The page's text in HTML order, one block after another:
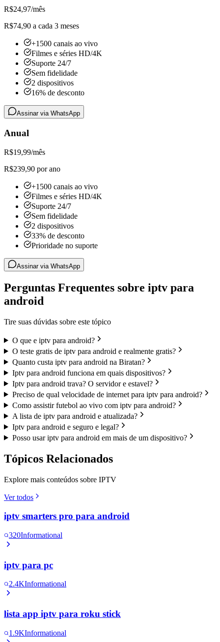
R$24,97/mês
R$74,90 a cada 3 meses
+1500 canais ao vivo
Filmes e séries HD/4K
Suporte 24/7
Sem fidelidade
2 dispositivos
16% de desconto
Assinar via WhatsApp
Anual
R$19,99/mês
R$239,90 por ano
+1500 canais ao vivo
Filmes e séries HD/4K
Suporte 24/7
Sem fidelidade
2 dispositivos
33% de desconto
Prioridade no suporte
Assinar via WhatsApp
Perguntas Frequentes sobre iptv para
android
Tire suas dúvidas sobre este tópico
O que e iptv para android?
O teste gratis de iptv para android e realmente gratis?
Quanto custa iptv para android na Biratan?
Iptv para android funciona em quais dispositivos?
Iptv para android trava? O servidor e estavel?
Preciso de qual velocidade de internet para iptv para android?
Como assistir futebol ao vivo com iptv para android?
A lista de iptv para android e atualizada?
Iptv para android e seguro e legal?
Posso usar iptv para android em mais de um dispositivo?
Tópicos Relacionados
Explore mais conteúdos sobre IPTV
Ver todos
iptv smarters pro para android
320Informational
iptv para pc
2.4KInformational
lista app iptv para roku stick
1.9KInformational